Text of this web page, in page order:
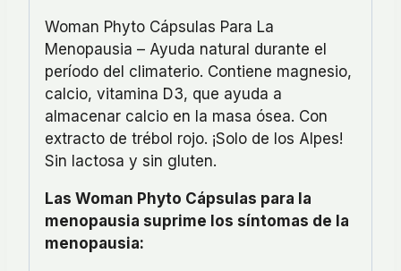
Woman Phyto Cápsulas Para La
Menopausia – Ayuda natural durante el
período del climaterio. Contiene magnesio,
calcio, vitamina D3, que ayuda a
almacenar calcio en la masa ósea. Con
extracto de trébol rojo. ¡Solo de los Alpes!
Sin lactosa y sin gluten.
Las Woman Phyto Cápsulas para la
menopausia suprime los síntomas de la
menopausia: